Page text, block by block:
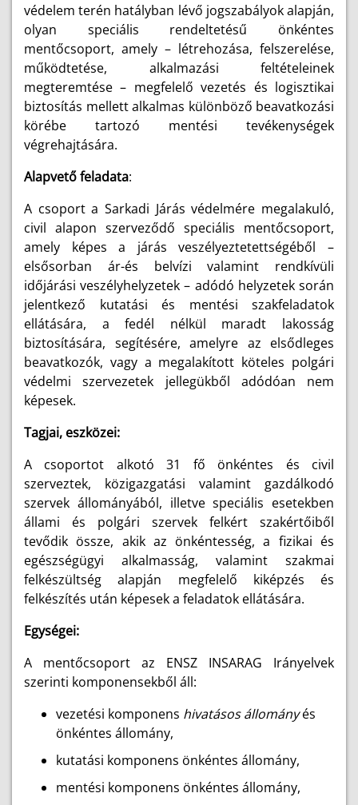
védelem terén hatályban lévő jogszabályok alapján,
olyan speciális rendeltetésű önkéntes
mentőcsoport, amely – létrehozása, felszerelése,
működtetése, alkalmazási feltételeinek
megteremtése – megfelelő vezetés és logisztikai
biztosítás mellett alkalmas különböző beavatkozási
körébe tartozó mentési tevékenységek
végrehajtására.
Alapvető feladata:
A csoport a Sarkadi Járás védelmére megalakuló,
civil alapon szerveződő speciális mentőcsoport,
amely képes a járás veszélyeztetettségéből –
elsősorban ár-és belvízi valamint rendkívüli
időjárási veszélyhelyzetek – adódó helyzetek során
jelentkező kutatási és mentési szakfeladatok
ellátására, a fedél nélkül maradt lakosság
biztosítására, segítésére, amelyre az elsődleges
beavatkozók, vagy a megalakított köteles polgári
védelmi szervezetek jellegükből adódóan nem
képesek.
Tagjai, eszközei:
A csoportot alkotó 31 fő önkéntes és civil
szerveztek, közigazgatási valamint gazdálkodó
szervek állományából, illetve speciális esetekben
állami és polgári szervek felkért szakértőiből
tevődik össze, akik az önkéntesség, a fizikai és
egészségügyi alkalmasság, valamint szakmai
felkészültség alapján megfelelő kiképzés és
felkészítés után képesek a feladatok ellátására.
Egységei:
A mentőcsoport az ENSZ INSARAG Irányelvek
szerinti komponensekből áll:
vezetési komponens hivatásos állományés
önkéntes állomány,
kutatási komponens önkéntes állomány,
mentési komponens önkéntes állomány,